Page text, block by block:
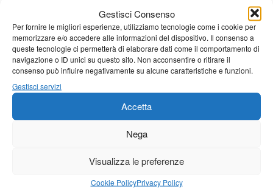
Gestisci Consenso
Per fornire le migliori esperienze, utilizziamo tecnologie come i cookie per
memorizzare e/o accedere alle informazioni del dispositivo. Il consenso a
queste tecnologie ci permetterà di elaborare dati come il comportamento di
navigazione o ID unici su questo sito. Non acconsentire o ritirare il
consenso può influire negativamente su alcune caratteristiche e funzioni.
Gestisci servizi
Accetta
Nega
Visualizza le preferenze
Cookie PolicyPrivacy Policy
Giornale di Barga Tv